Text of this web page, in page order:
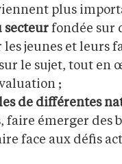
plus
secteur fondée sur
jeunes et leurs
le sujet, tout en
;
de différentes
faire émerger des
face aux défis